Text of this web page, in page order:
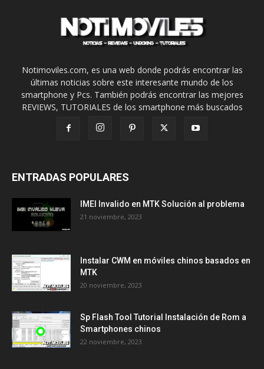
Notimoviles.com, es una web donde podrás encontrar las
últimas noticias sobre este interesante mundo de los
smartphone y Pcs. También podrás encontrar las mejores
REVIEWS, TUTORIALES de los smartphone más buscados
ENTRADAS POPULARES
IMEI Invalido en MTK Solución al problema
21 noviembre, 2023
Instalar CWM en móviles chinos basados en
MTK
20 noviembre, 2023
Sp Flash Tool Tutorial Instalación de Rom a
Smartphones chinos
22 noviembre, 2023